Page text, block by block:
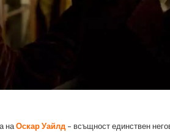
наОскар Уайлд– всъщност единствен